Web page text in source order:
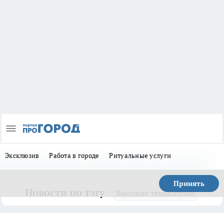
Эксклюзив Работа в городе Ритуальные услуги
Принять
Высокие технологии